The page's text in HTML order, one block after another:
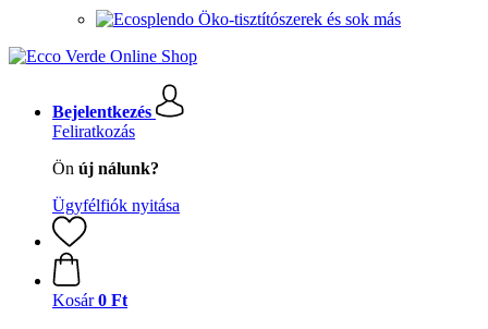
Öko-tisztítószerek és sok más
Bejelentkezés
Feliratkozás
Ön új nálunk?
Ügyfélfiók nyitása
Kosár 0 Ft